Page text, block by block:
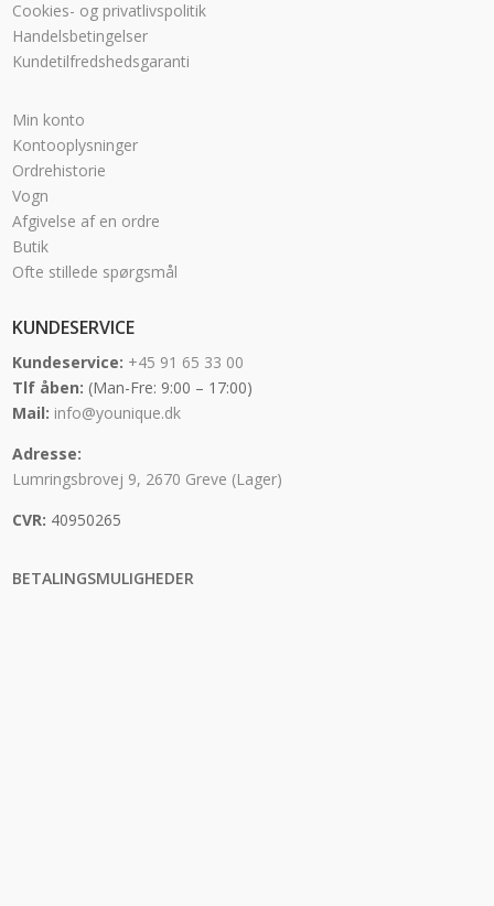
Cookies- og privatlivspolitik
Handelsbetingelser
Kundetilfredshedsgaranti
Min konto
Kontooplysninger
Ordrehistorie
Vogn
Afgivelse af en ordre
Butik
Ofte stillede spørgsmål
KUNDESERVICE
Kundeservice: +45 91 65 33 00
Tlf åben: (Man-Fre: 9:00 – 17:00)
Mail: info@younique.dk
Adresse:
Lumringsbrovej 9, 2670 Greve (Lager)
CVR: 40950265
BETALINGSMULIGHEDER